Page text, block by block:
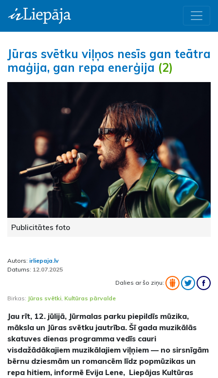
Jūras svētku viļņos nesīs gan teātra
maģija, gan repa enerģija (2)
Publicitātes foto
Autors: irliepaja.lv
Datums: 12.07.2025
Dalies ar šo ziņu:
Birkas: Jūras svētki, Kultūras pārvalde
Jau rīt, 12. jūlijā, Jūrmalas parku piepildīs mūzika,
māksla un Jūras svētku jautrība. Šī gada muzikālās
skatuves dienas programma vedīs cauri
visdažādākajiem muzikālajiem viļņiem — no sirsnīgām
bērnu dziesmām un romancēm līdz popmūzikas un
repa hitiem, informē Evija Lene, Liepājas Kultūras